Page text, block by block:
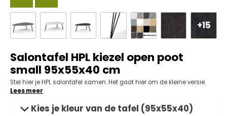
+15
Salontafel HPL kiezel open poot
small 95x55x40 cm
Stel hier je HPL salontafel samen. Het gaat hier om de kleine versie.
Lees meer
Kies je kleur van de tafel (95x55x40)